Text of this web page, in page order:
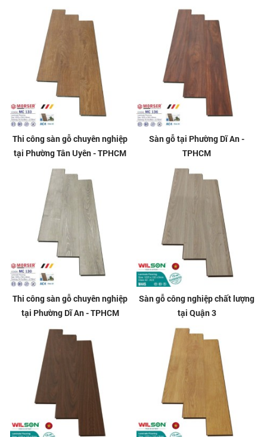
Thi công sàn gỗ chuyên nghiệp
tại Phường Tân Uyên - TPHCM
Sàn gỗ tại Phường Dĩ An -
TPHCM
Thi công sàn gỗ chuyên nghiệp
tại Phường Dĩ An - TPHCM
Sàn gỗ công nghiệp chất lượng
tại Quận 3